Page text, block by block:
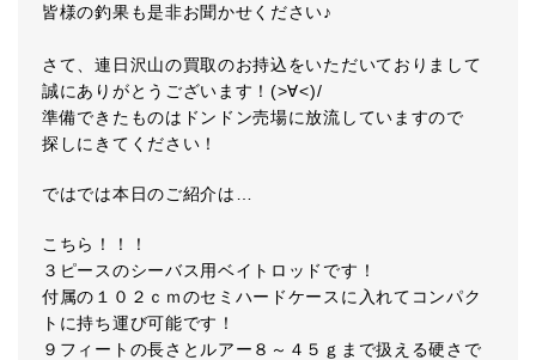
皆様の釣果も是非お聞かせください♪
さて、連日沢山の買取のお持込をいただいておりまして
誠にありがとうございます！(>∀<)/
準備できたものはドンドン売場に放流していますので
探しにきてください！
ではでは本日のご紹介は…
こちら！！！
３ピースのシーバス用ベイトロッドです！
付属の１０２ｃｍのセミハードケースに入れてコンパク
トに持ち運び可能です！
９フィートの長さとルアー８～４５ｇまで扱える硬さで